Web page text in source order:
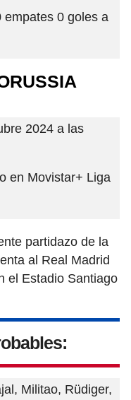
empates 0 goles a
2024 a las
en Movistar+ Liga
partidazo de la
al Real Madrid
el Estadio Santiago
Militao, Rüdiger,